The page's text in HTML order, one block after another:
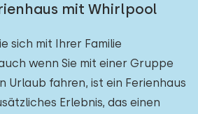
mit Whirlpool
sich mit Ihrer Familie
wenn Sie mit einer Gruppe
Urlaub fahren, ist ein Ferienhaus
Erlebnis, das einen